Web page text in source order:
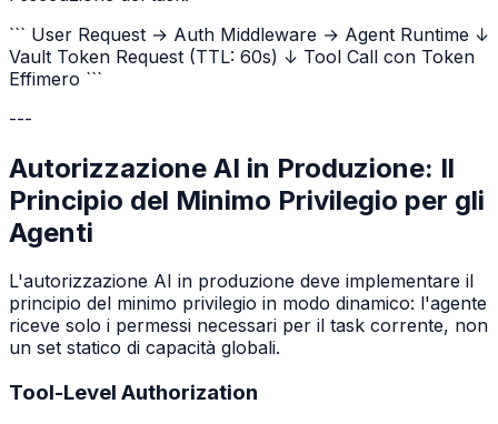
``` User Request → Auth Middleware → Agent Runtime ↓
Vault Token Request (TTL: 60s) ↓ Tool Call con Token
Effimero ```
---
Autorizzazione AI in Produzione: Il
Principio del Minimo Privilegio per gli
Agenti
L'autorizzazione AI in produzione deve implementare il
principio del minimo privilegio in modo dinamico: l'agente
riceve solo i permessi necessari per il task corrente, non
un set statico di capacità globali.
Tool-Level Authorization